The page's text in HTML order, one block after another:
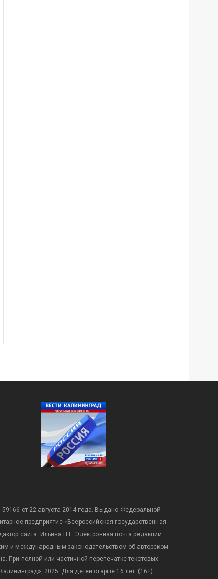
от 22 августа 2014 года. Выдано Федеральной
предприятие «Всероссийская государственная
сайта: Ильина Н.Г. Электронная почта редакции:
и международным законодательством об авторском
При полной или частичной перепечатке текстовых
2025. Для детей старше 16 лет. (16+)